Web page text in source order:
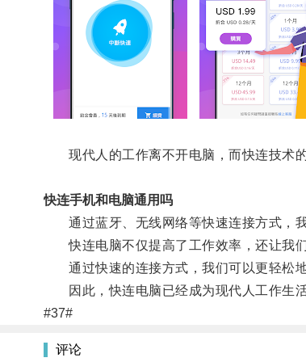
现代人的工作离不开电脑，而快连技术的
快连手机和电脑通用吗
通过蓝牙、无线网络等快速连接方式，我
快连电脑不仅提高了工作效率，还让我们
通过快速的连接方式，我们可以更轻松地
因此，快连电脑已经成为现代人工作生活
#37#
评论